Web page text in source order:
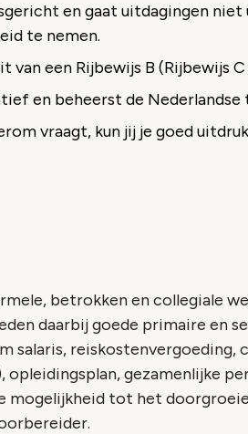
en gaat uitdagingen
te nemen.
van een Rijbewijs B (Rijbewijs
en beheerst de
vraagt, kun jij je goed
betrokken en collegiale
daarbij goede primaire en
salaris, reiskostenvergoeding,
opleidingsplan, gezamenlijke
mogelijkheid tot het